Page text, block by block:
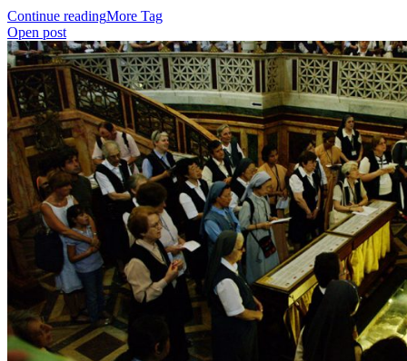
Continue readingMore Tag
Open post